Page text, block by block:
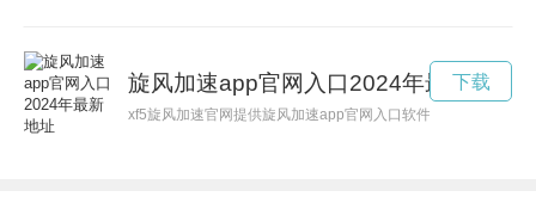
旋风加速app官网入口2024年最新地址
xf5旋风加速官网提供旋风加速app官网入口软件和旋风加速
下载